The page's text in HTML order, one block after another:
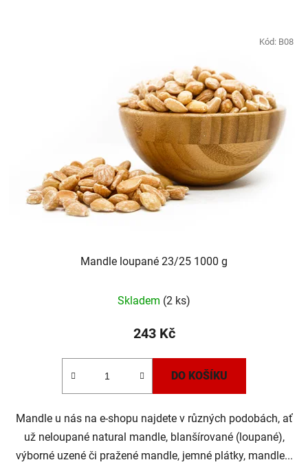
Mandle loupané 23/25 1000 g
Skladem (2 ks)
243 Kč
DO KOŠÍKU
Mandle u nás na e-shopu najdete v různých podobách, ať
už neloupané natural mandle, blanšírované (loupané),
výborné uzené či pražené mandle, jemné plátky, mandle...
Kód: B08